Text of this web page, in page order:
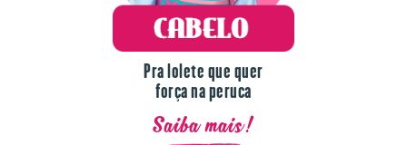
Pra lolete que quer
força na peruca
Saiba mais!